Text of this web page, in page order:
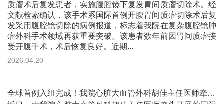
质瘤术后复发患者，实施腹腔镜下复发胃间质瘤切除术。经
文献检索确认，该手术系国际首例开腹胃间质瘤切除术后复
发采用腹腔镜切除的病例报道，标志着我院在复杂腹腔镜肿
瘤外科手术领域再获重要突破。该患者数年前因胃间质瘤接
受开腹手术，术后恢复良好。近期...
2026.04.20
全球首例入组完成！我院心脏大血管外科胡佳主任医师牵头国际多中心A型夹层远端良性重塑REFORM-TAD临床试验